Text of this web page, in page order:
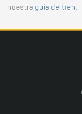
nuestra guía de tren .